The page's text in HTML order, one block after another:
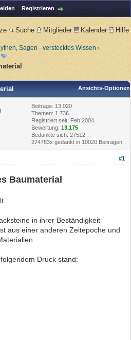
Registrieren
Suche Mitglieder Kalender Hilfe
Sagen - verstecktes Wissen ›
Ansichts-Optionen
Beiträge: 13.020
Themen: 1.736
Registriert seit: Feb 2004
Bewertung: 13.175
Bedankte sich: 27512
274783x gedankt in 10020 Beiträgen
#1
Baumaterial
in ihrer Beständigkeit
aus einer anderen Zeitepoche und
Druck stand: